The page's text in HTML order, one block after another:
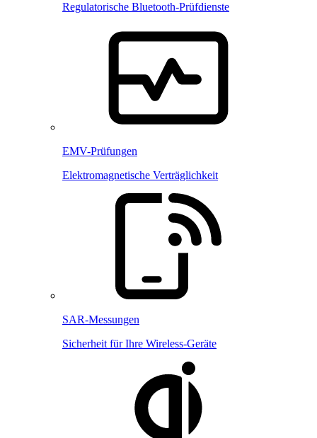
Regulatorische Bluetooth-Prüfdienste
EMV-Prüfungen
Elektromagnetische Verträglichkeit
SAR-Messungen
Sicherheit für Ihre Wireless-Geräte